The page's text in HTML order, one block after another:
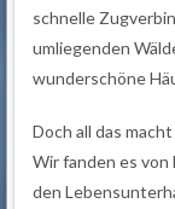
schnelle
umliegenden
wunderschöne
Doch all das
Wir fanden es von
den